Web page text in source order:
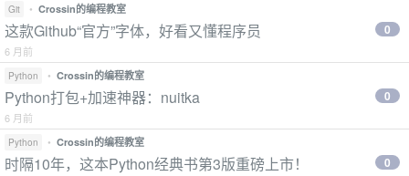
Git • Crossin的编程教室
这款Github“官方”字体，好看又懂程序员
6 月前
0
Python • Crossin的编程教室
Python打包+加速神器：nuitka
6 月前
0
Python • Crossin的编程教室
时隔10年，这本Python经典书第3版重磅上市！ 0